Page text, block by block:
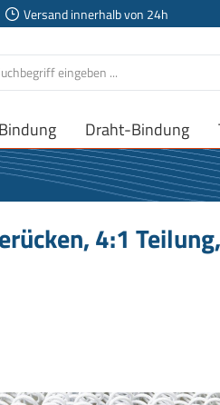
Versand innerhalb von 24h
Draht-Bindung
4:1